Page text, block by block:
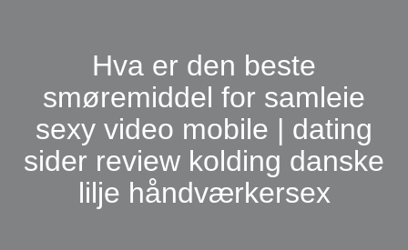
Hva er den beste
smøremiddel for samleie
sexy video mobile | dating
sider review kolding danske
lilje håndværkersex